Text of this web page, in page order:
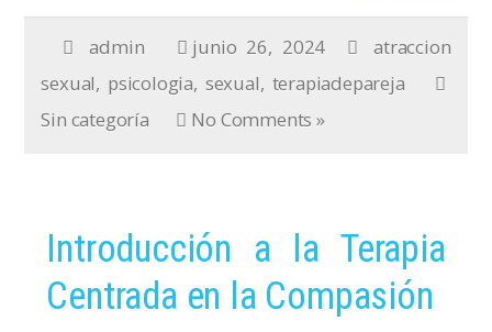
admin junio 26, 2024
atraccion
sexual, psicologia, sexual, terapiadepareja
Sin categoría
No Comments »
Introducción a la Terapia
Centrada en la Compasión